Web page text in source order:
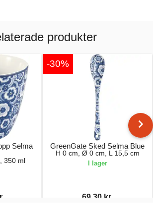
produkter
Selma
350 ml
-30%
GreenGate Sked Selma Blue
H 0 cm, Ø 0 cm, L 15,5 cm
I lager
69,30 kr.